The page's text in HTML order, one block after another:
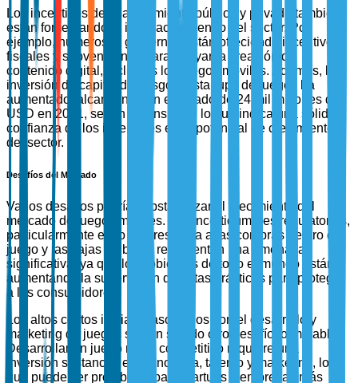
Los incentivos de financiamiento público y privado también
están fomentando la innovación dentro del sector. Por
ejemplo, numerosos gobiernos están ofreciendo incentivos
fiscales y subvenciones para apoyar la creación de
contenido digital, incluidos los juegos móviles. Además, la
inversión de capital de riesgo en startups de juegos ha
aumentado, alcanzando un estimado de 24 mil millones de
USD en 2021, según CB Insights, lo que indica una sólida
confianza de los inversores en el potencial de crecimiento
del sector.
Desafíos del Mercado
Varios desafíos podrían obstaculizar el crecimiento del
mercado de juegos móviles. Las incertidumbres regulatorias,
particularmente en lo que respecta a las compras dentro del
juego y las cajas de botín, representan una amenaza
significativa, ya que los gobiernos de todo el mundo están
aumentando la supervisión de estas prácticas para proteger
a los consumidores.
Los altos costos iniciales asociados con el desarrollo y
marketing de juegos siguen siendo otro desafío formidable.
Desarrollar un juego móvil competitivo requiere una
inversión sustancial en tecnología, talento y marketing, lo
que puede ser prohibitivo para startups y empresas más